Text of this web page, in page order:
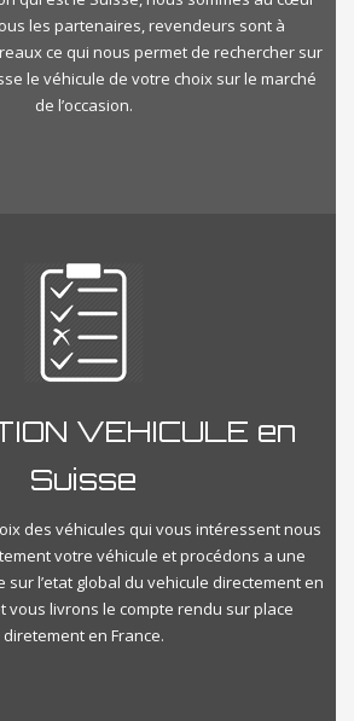
les partenaires, revendeurs sont à
ce qui nous permet de rechercher sur
le véhicule de votre choix sur le marché
de l’occasion.
VEHICULE en
Suisse
des véhicules qui vous intéressent nous
votre véhicule et procédons a une
l’etat global du vehicule directement en
vous livrons le compte rendu sur place
diretement en France.